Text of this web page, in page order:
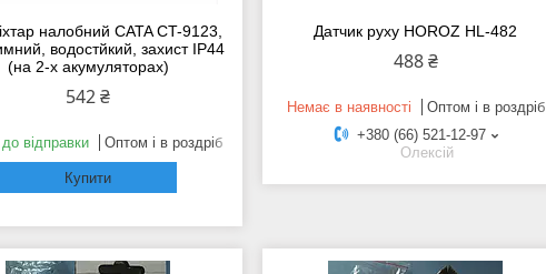
налобний CATA CT-9123,
водостйкий, захист IP44
(на 2-х акумуляторах)
542 ₴
до відправки Оптом і в роздріб
Купити
Датчик руху HOROZ HL-482
488 ₴
Немає в наявності
Оптом і в роздріб
+380 (66) 521-12-97
Олексій